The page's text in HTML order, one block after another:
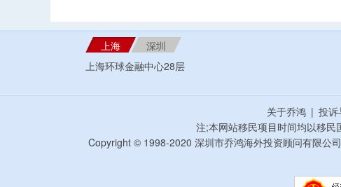
上海
深圳
上海环球金融中心28层
关于乔鸿 | 投诉
注;本网站移民项目时间均以移
Copyright © 1998-2020 深圳市乔鸿海外投资顾问有限公